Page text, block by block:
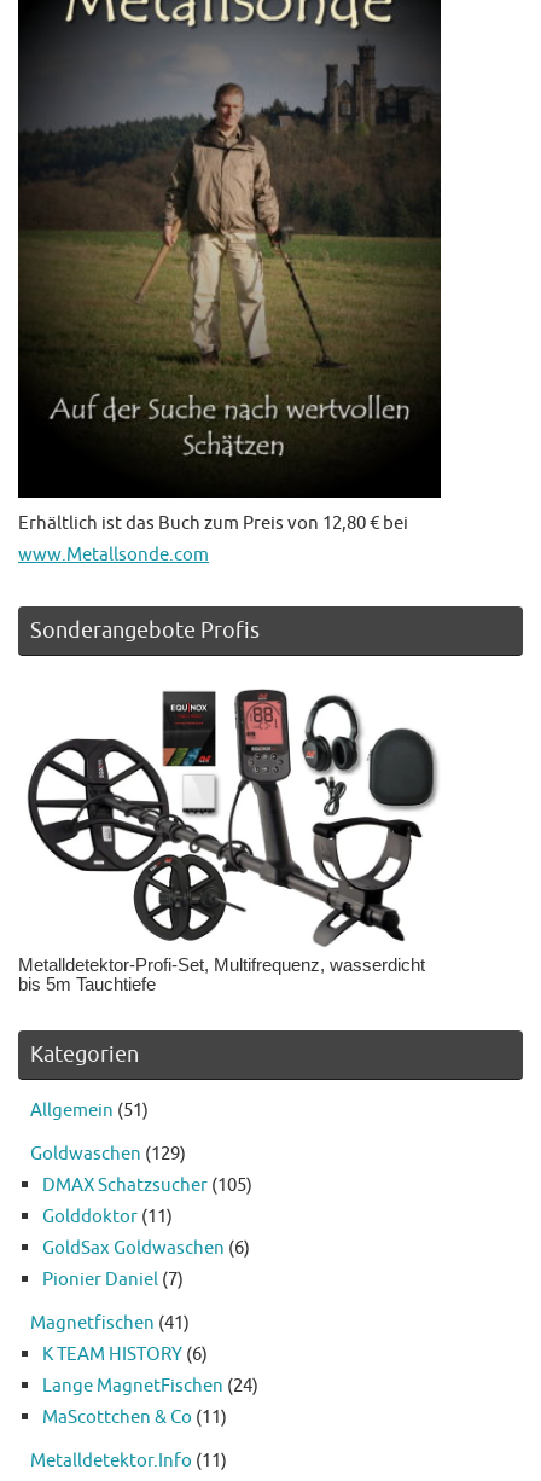
Erhältlich ist das Buch zum Preis von 12,80 € bei
www.Metallsonde.com
Sonderangebote Profis
Metalldetektor-Profi-Set, Multifrequenz, wasserdicht
bis 5m Tauchtiefe
Kategorien
Allgemein (51)
Goldwaschen (129)
DMAX Schatzsucher (105)
Golddoktor (11)
GoldSax Goldwaschen (6)
Pionier Daniel (7)
Magnetfischen (41)
K TEAM HISTORY (6)
Lange MagnetFischen (24)
MaScottchen & Co (11)
Metalldetektor.Info (11)